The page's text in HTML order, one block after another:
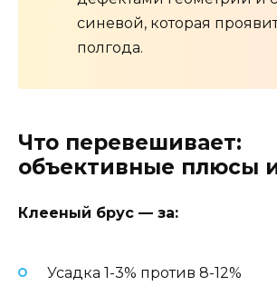
синевой, которая
полгода.
Что перевешивает:
объективные плюсы
Клееный брус — за:
Усадка 1-3% против 8-12%